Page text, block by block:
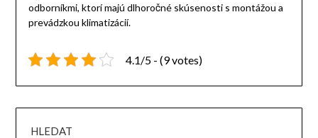
odborníkmi, ktorí majú dlhoročné skúsenosti s montážou a
prevádzkou klimatizácií.
4.1/5 - (9 votes)
HLEDAT